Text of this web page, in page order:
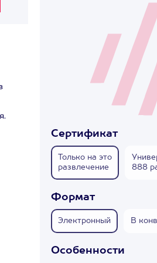
Сертификат
Только на это
развлечение
888
Формат
Электронный В
Особенности